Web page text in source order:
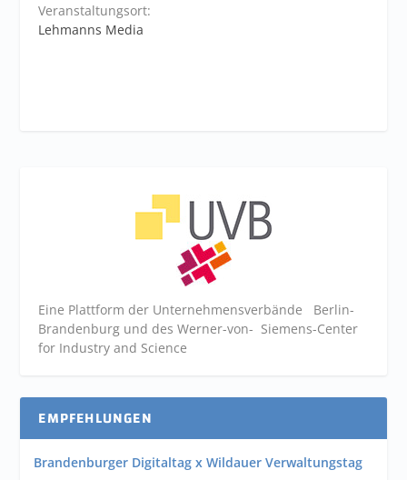
Veranstaltungsort:
Lehmanns Media
Eine Plattform der Unternehmensverbände Berlin-
Brandenburg und des Werner-von- Siemens-Center
for Industry and Science
EMPFEHLUNGEN
Brandenburger Digitaltag x Wildauer Verwaltungstag